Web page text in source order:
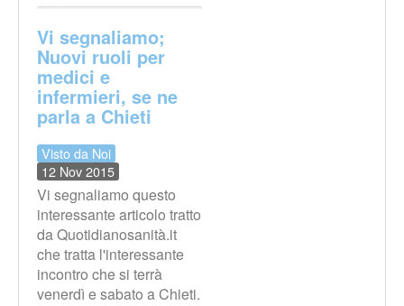
Vi segnaliamo;
Nuovi ruoli per
medici e
infermieri, se ne
parla a Chieti
Visto da Noi
12 Nov 2015
Vi segnaliamo questo
interessante articolo tratto
da Quotidianosanità.it
che tratta l'interessante
incontro che si terrà
venerdì e sabato a Chieti.